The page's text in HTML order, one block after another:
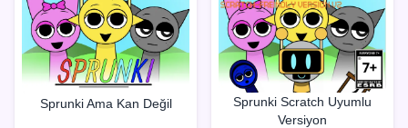
Sprunki Ama Kan Değil
Sprunki Scratch Uyumlu
Versiyon